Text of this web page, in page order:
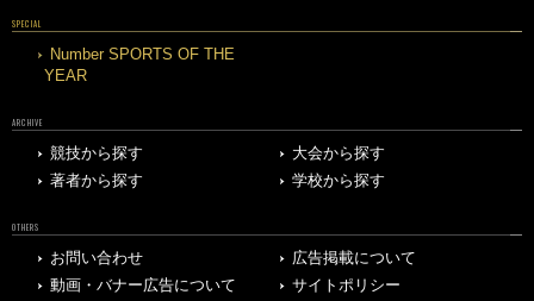
SPECIAL
Number SPORTS OF THE
YEAR
ARCHIVE
競技から探す
大会から探す
著者から探す
学校から探す
OTHERS
お問い合わせ
広告掲載について
動画・バナー広告について
サイトポリシー